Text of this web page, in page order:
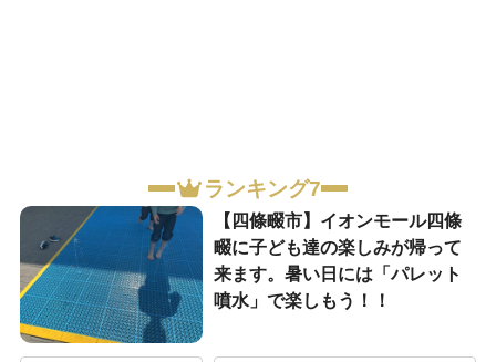
ランキング7
【四條畷市】イオンモール四條
畷に子ども達の楽しみが帰って
来ます。暑い日には「パレット
噴水」で楽しもう！！